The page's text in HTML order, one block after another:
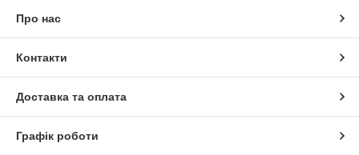
Про нас
Контакти
Доставка та оплата
Графік роботи